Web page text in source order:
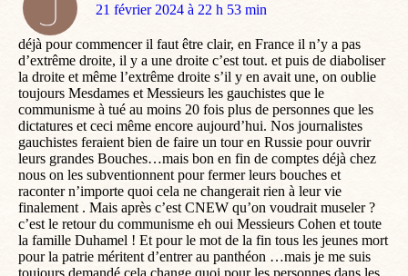
dit
21 février 2024 à 22 h 53 min
déjà pour commencer il faut être clair, en France il n’y a pas
d’extrême droite, il y a une droite c’est tout. et puis de diaboliser
la droite et même l’extrême droite s’il y en avait une, on oublie
toujours Mesdames et Messieurs les gauchistes que le
communisme à tué au moins 20 fois plus de personnes que les
dictatures et ceci même encore aujourd’hui. Nos journalistes
gauchistes feraient bien de faire un tour en Russie pour ouvrir
leurs grandes Bouches…mais bon en fin de comptes déjà chez
nous on les subventionnent pour fermer leurs bouches et
raconter n’importe quoi cela ne changerait rien à leur vie
finalement . Mais après c’est CNEW qu’on voudrait museler ?
c’est le retour du communisme eh oui Messieurs Cohen et toute
la famille Duhamel ! Et pour le mot de la fin tous les jeunes mort
pour la patrie méritent d’entrer au panthéon …mais je me suis
toujours demandé cela change quoi pour les personnes dans les